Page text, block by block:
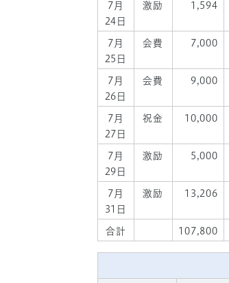
7月
24日
激励 1,594
7月
25日
会費 7,000
7月
26日
会費 9,000
7月
27日
祝金 10,000
7月
29日
激励 5,000
7月
31日
激励 13,206
合計 107,800